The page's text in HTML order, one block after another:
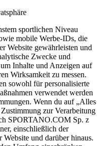
sportlichen Niveau
mobile Werbe-IDs, die
Website gewährleisten und
Zwecke und
Inhalte und Anzeigen auf
Wirksamkeit zu messen.
sowohl für personalisierte
verwendet werden
Wenn du auf „Alles
zur Verarbeitung
SPORTANO.COM Sp. z
einschließlich der
und darüber hinaus.